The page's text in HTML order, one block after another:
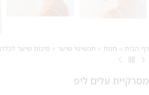
דף הבית » חנות » תכשיטי שיער » סיכות שיער לכלה
מסרקיית עלים ליפ